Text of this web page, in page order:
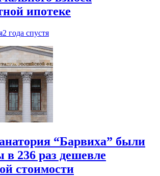
ипотеке
2 года спустя
“Барвиха” были
в 236 раз дешевле
стоимости